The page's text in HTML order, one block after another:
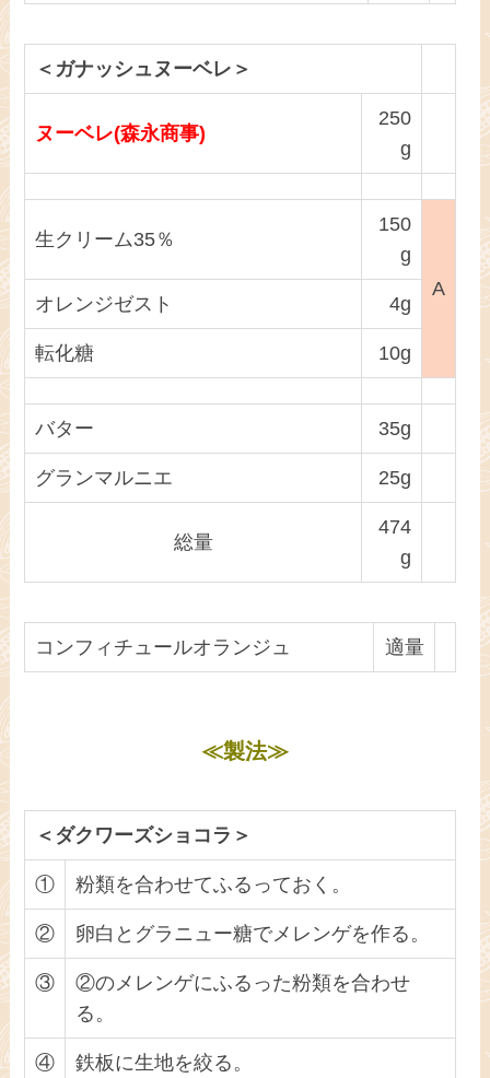
＜ガナッシュヌーベレ＞
ヌーベレ(森永商事)
250
g
生クリーム35％
150
g
A
オレンジゼスト 4g
転化糖 10g
バター 35g
グランマルニエ 25g
総量
474
g
コンフィチュールオランジュ 適量
≪製法≫
＜ダクワーズショコラ＞
① 粉類を合わせてふるっておく。
② 卵白とグラニュー糖でメレンゲを作る。
③
②のメレンゲにふるった粉類を合わせ
る。
④ 鉄板に生地を絞る。